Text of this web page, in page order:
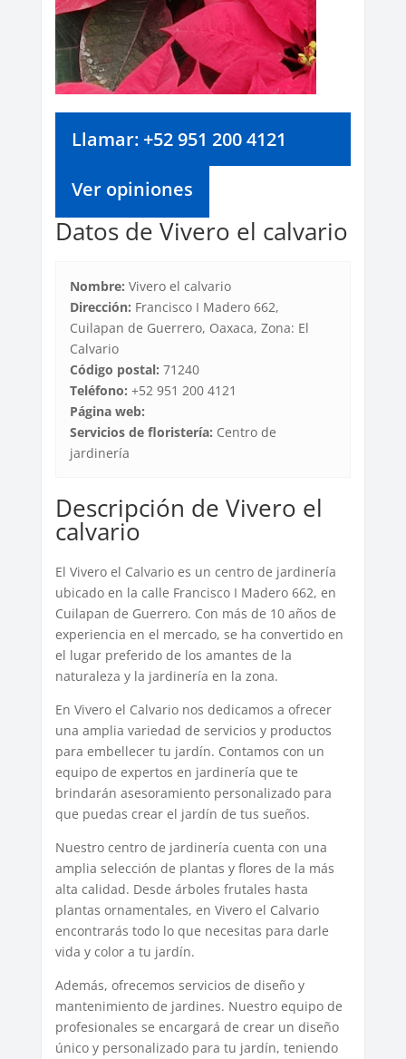
Llamar: +52 951 200 4121
Ver opiniones
Datos de Vivero el calvario
Nombre: Vivero el calvario
Dirección: Francisco I Madero 662,
Cuilapan de Guerrero, Oaxaca, Zona: El
Calvario
Código postal: 71240
Teléfono: +52 951 200 4121
Página web:
Servicios de floristería: Centro de
jardinería
Descripción de Vivero el
calvario
El Vivero el Calvario es un centro de jardinería
ubicado en la calle Francisco I Madero 662, en
Cuilapan de Guerrero. Con más de 10 años de
experiencia en el mercado, se ha convertido en
el lugar preferido de los amantes de la
naturaleza y la jardinería en la zona.
En Vivero el Calvario nos dedicamos a ofrecer
una amplia variedad de servicios y productos
para embellecer tu jardín. Contamos con un
equipo de expertos en jardinería que te
brindarán asesoramiento personalizado para
que puedas crear el jardín de tus sueños.
Nuestro centro de jardinería cuenta con una
amplia selección de plantas y flores de la más
alta calidad. Desde árboles frutales hasta
plantas ornamentales, en Vivero el Calvario
encontrarás todo lo que necesitas para darle
vida y color a tu jardín.
Además, ofrecemos servicios de diseño y
mantenimiento de jardines. Nuestro equipo de
profesionales se encargará de crear un diseño
único y personalizado para tu jardín, teniendo